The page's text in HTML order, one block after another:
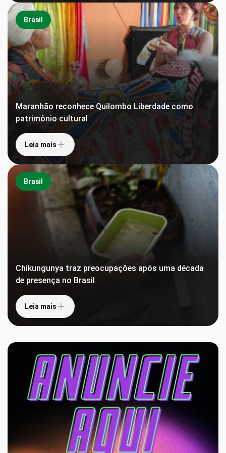
Brasil
Maranhão reconhece Quilombo Liberdade como
patrimônio cultural
Leia mais
Brasil
Chikungunya traz preocupações após uma década
de presença no Brasil
Leia mais